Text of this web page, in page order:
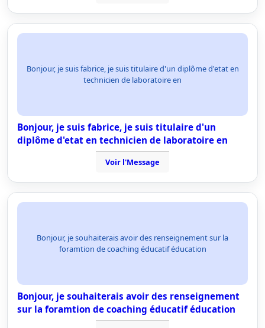
Bonjour, je suis fabrice, je suis titulaire d'un diplôme d'etat en
technicien de laboratoire en
Bonjour, je suis fabrice, je suis titulaire d'un
diplôme d'etat en technicien de laboratoire en
Voir l'Message
Bonjour, je souhaiterais avoir des renseignement sur la
foramtion de coaching éducatif éducation
Bonjour, je souhaiterais avoir des renseignement
sur la foramtion de coaching éducatif éducation